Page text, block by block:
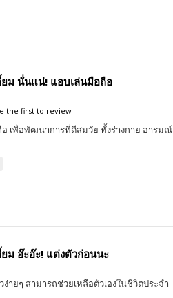
ม นั่นแน่! แอบเล่นมือถือ
the first to review
เพื่อพัฒนาการที่ดีสมวัย ทั้งร่างกาย อารมณ์
ม อ๊ะอ๊ะ! แต่งตัวก่อนนะ
ายๆ สามารถช่วยเหลือตัวเองในชีวิตประจำ